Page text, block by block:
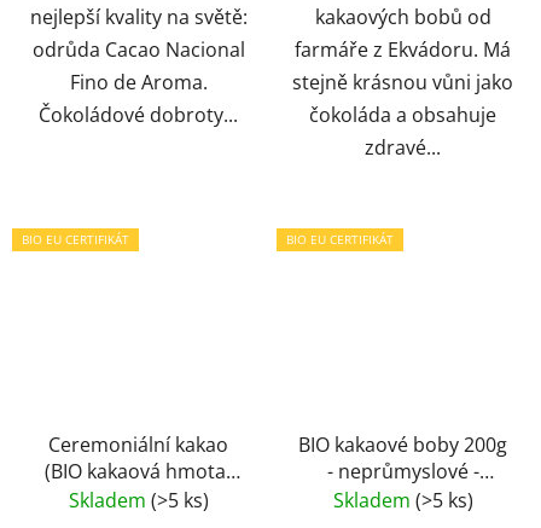
nejlepší kvality na světě:
odrůda Cacao Nacional
Fino de Aroma.
Čokoládové dobroty...
kakaových bobů od
farmáře z Ekvádoru. Má
stejně krásnou vůni jako
čokoláda a obsahuje
zdravé...
BIO EU CERTIFIKÁT
Ceremoniální kakao
(BIO kakaová hmota)
100g - 100% bez cukru
Skladem (>5 ks)
BIO EU CERTIFIKÁT
BIO kakaové boby 200g
- neprůmyslové -
EKVÁDOR
Skladem (>5 ks)